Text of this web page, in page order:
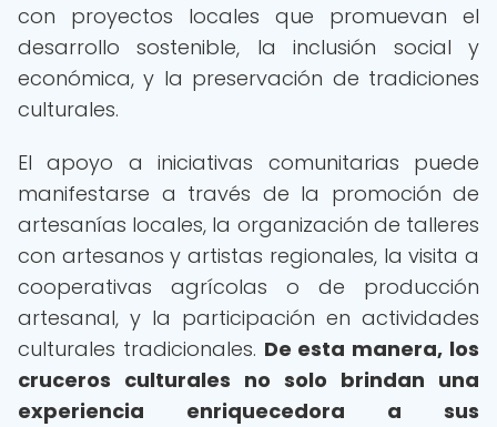
con proyectos locales que promuevan el
desarrollo sostenible, la inclusión social y
económica, y la preservación de tradiciones
culturales.
El apoyo a iniciativas comunitarias puede
manifestarse a través de la promoción de
artesanías locales, la organización de talleres
con artesanos y artistas regionales, la visita a
cooperativas agrícolas o de producción
artesanal, y la participación en actividades
culturales tradicionales. De esta manera, los
cruceros culturales no solo brindan una
experiencia enriquecedora a sus